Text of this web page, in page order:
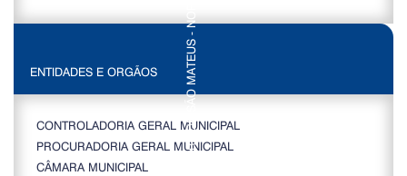
ENTIDADES E ORGÃOS
CONTROLADORIA GERAL MUNICIPAL
PROCURADORIA GERAL MUNICIPAL
CÂMARA MUNICIPAL